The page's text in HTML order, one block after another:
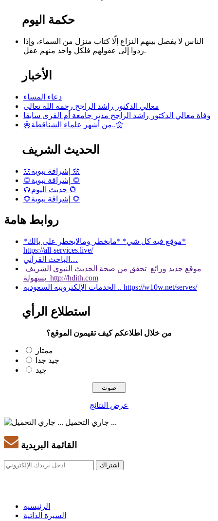
حكمة اليوم
الناس لا يفصل بينهم النزاع إلّا كتاب منزل من السماء، وإذا
ردوا إلى عقولهم فلكل واحد منهم عقل.
الأخبار
دعاء المساء
معالي الدكتور راشد الراجح رحمه الله تعالى
وفاة معالي الدكتور راشد الراجح مدير جامعة أم القرى سابقا
🌼من أشهر علماء الشناقطة..🌼
الحديث الشريف
🌼إشراقة نبوية 🌼
🌻إشراقة نبوية 🌻
🌻حديث اليوم 🌻
🌻إشراقة نبوية 🌻
روابط هامة
*موقع فيه كل شي* *مايخطر ومالايخطر على بالك*
https://all-services.live/
الباحث القرآني…
موقع جديد ورائع تحقق من صحة الحديث النبوي الشريف
بسهولة http://hdith.com
الخدمات الإلكترونيه السعوديه .. https://w10w.net/serves/
استطلاع الرأي
من خلال اطلاعكم كيف تقيمون الموقع؟
ممتاز
جيد جدا
جيد
عرض النتائج
جاري التحميل ...
القائمة البريدية
الرئيسية
السيرة الذاتية